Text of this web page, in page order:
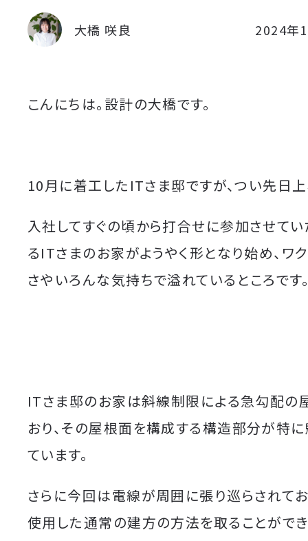
2024年
大橋 咲良
こんにちは。設計の大橋です。
10月に着工したITさま邸ですが、つい先日
入社してすぐの頃から打合せに参加させて
るITさまのお家がようやく形となり始め、ワ
さやいろんな気持ちで溢れているところです
ITさま邸のお家は斜線制限による急勾配の
おり、その屋根面を構成する構造部分が特
ています。
さらに今回は電線が周囲に張り巡らされて
使用した通常の建方の方法を取ることがで